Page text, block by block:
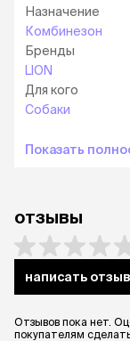
Назначение
Комбинезон
Бренды
LION
Для кого
Собаки
Показать
отзывы
написать отзыв
Отзывов пока нет.
покупателям